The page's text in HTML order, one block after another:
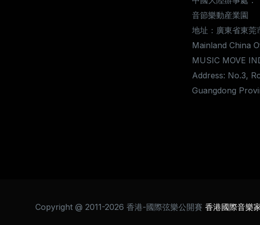
音節樂動産業園
地址：廣東省東莞
Mainland China
MUSIC MOVE
Address: No.3,
Guangdong
Copyright @ 2011-2026 香港-國際弦樂公開賽 香港國際音樂